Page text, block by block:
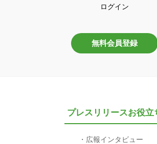
ログイン
無料会員登録
プレスリリースお役立
広報インタビュー